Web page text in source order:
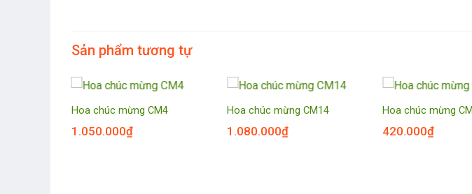
Sản phẩm tương tự
Hoa chúc mừng CM4
1.050.000₫
Hoa chúc mừng CM14
1.080.000₫
Hoa chúc mừng
420.000₫